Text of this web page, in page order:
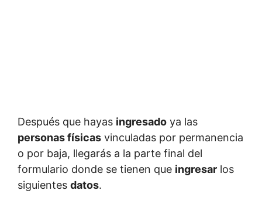
Después que hayas ingresado ya las
personas físicas vinculadas por permanencia
o por baja, llegarás a la parte final del
formulario donde se tienen que ingresar los
siguientes datos.